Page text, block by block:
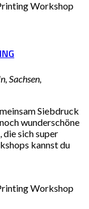
Sachsen,
Siebdruck
wunderschöne
sich super
kannst du